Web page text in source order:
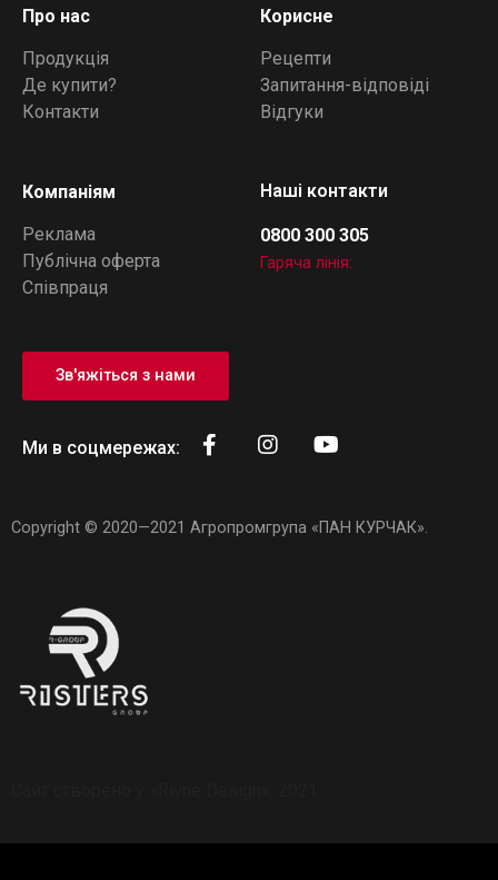
Про нас
Продукція
Де купити?
Контакти
Корисне
Рецепти
Запитання-відповіді
Відгуки
Компаніям
Реклама
Публічна оферта
Співпраця
Наші контакти
0800 300 305
Гаряча лінія:
Copyright © 2020—2021 Агропромгрупа «ПАН КУРЧАК».
Ми в соцмережах:
Зв'яжіться з нами